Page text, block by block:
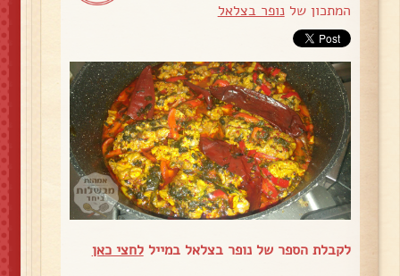
המתכון שלנופר בצלאל
לקבלת הספר של נופר בצלאל במייללחצי כאן